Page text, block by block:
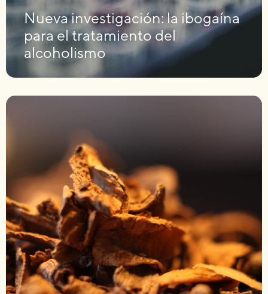
Nueva investigación: la ibogaína
para el tratamiento del
alcoholismo